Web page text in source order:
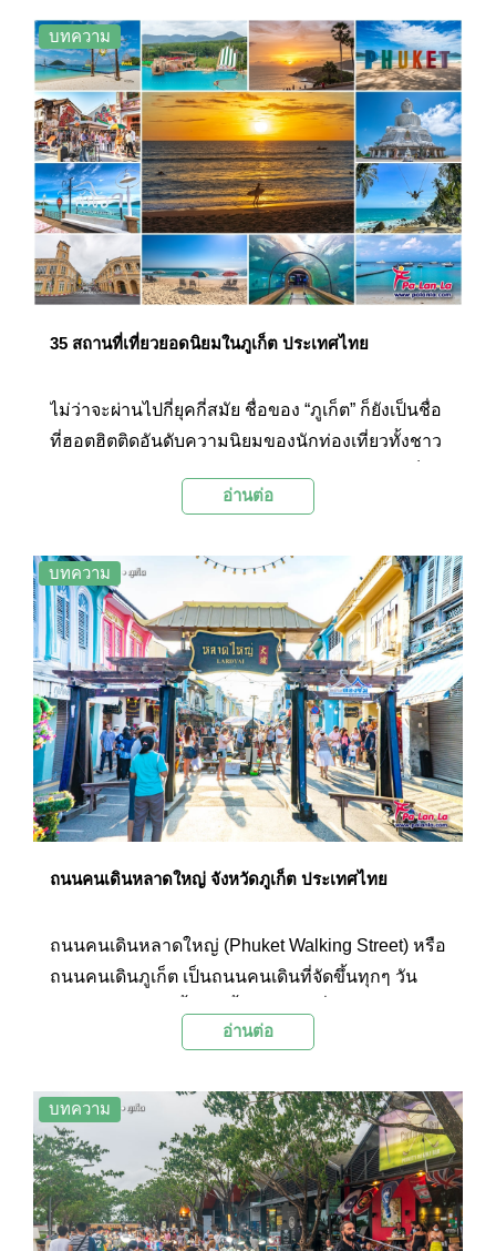
สักการะองค์พระประธานภายในพระอุโบสถจึงมักจะ
แวะชมทัศนียภาพของท้องทุ่งนาและเก็บภาพความ
ประทับใจกันในบริเวณนี้
บทความ
35 สถานที่เที่ยวยอดนิยมในภูเก็ต ประเทศไทย
ไม่ว่าจะผ่านไปกี่ยุคกี่สมัย ชื่อของ “ภูเก็ต” ก็ยังเป็นชื่อ
ที่ฮอตฮิตติดอันดับความนิยมของนักท่องเที่ยวทั้งชาว
เปลี่ยนไป แต่ไม่ว่ากาลเวลาจะปรับเปลี่ยนรูปโฉมหรือ
เปลี่ยนแปลงก็ไม่ได้ลดทอนเสน่ห์และความเป็นเมือง
น่าเที่ยวของจังหวัดเล็กๆ แห่งนี้ลงไปได้เลย ภูเก็ตเป็น
เมืองท่องเที่ยวที่มีเสน่ห์ในตัวเองที่ได้ผสมผสานเอา
ทุกๆ มิติเข้าไว้ด้วยกันอย่างลงตัว ทั้งความงามของ
ท้องทะเลอันดามัน สีสันและแสงสียามค่ำคืนริม
ชายหาด วัฒนธรรมอาหารการกิน ตึกสวยๆ ย่าน
เมืองเก่า พิพิธภัณฑ์ และวัดวาอารามซึ่งเป็นเสน่ห์รส
กลมกล่อมของที่ทำให้ภูเก็ตยังคงเป็นจุดหมายปลาย
ทางยอดนิยมตลอดกาลจากนักท่องเที่ยวทั่วโลก
Palanla ขอถือโอกาสนี้มาแนะนำ 35 สถานที่เที่ยว
ยอดนิยมในภูเก็ตที่ยังรอให้นักท่องเที่ยวออกเดินทาง
อ่านต่อ
บทความ
ถนนคนเดินหลาดใหญ่ จังหวัดภูเก็ต ประเทศไทย
ถนนคนเดินหลาดใหญ่ (Phuket Walking Street) หรือ
ถนนคนเดินภูเก็ต เป็นถนนคนเดินที่จัดขึ้นทุกๆ วัน
เที่ยวทั้งชาวไทยและชาวต่างชาติ รวมทั้งคนภูเก็ตเอง
อ่านต่อ
บทความ